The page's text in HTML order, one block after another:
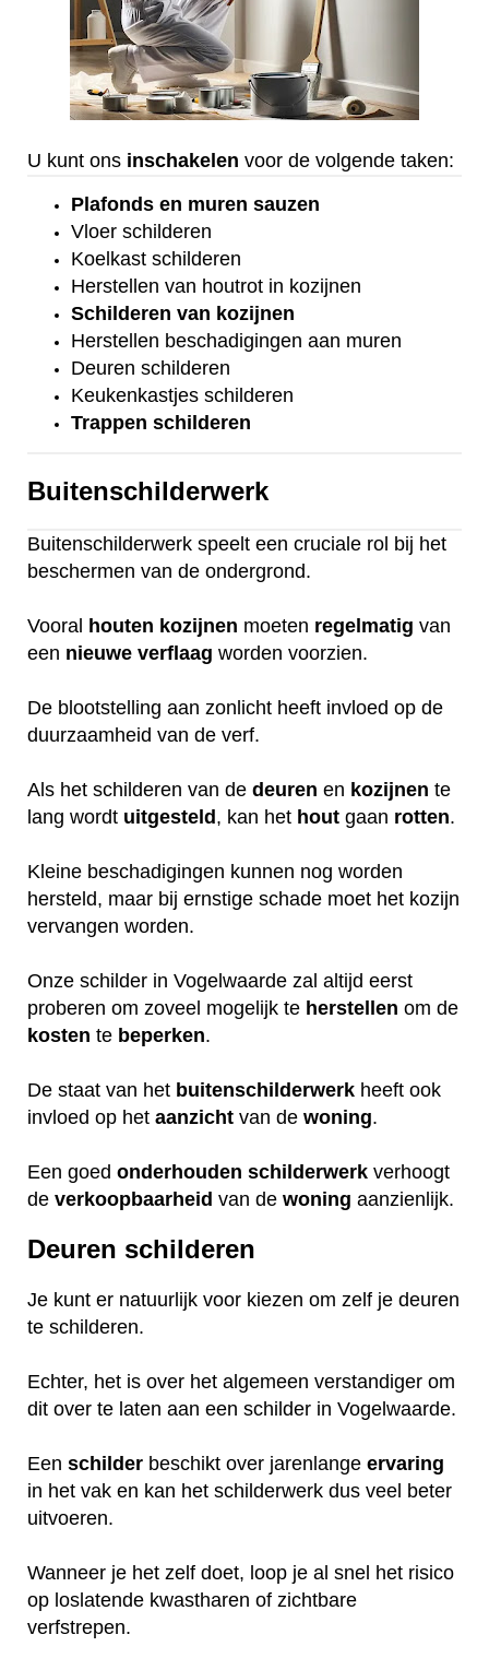
U kunt ons inschakelen voor de volgende taken:
Plafonds en muren sauzen
Vloer schilderen
Koelkast schilderen
Herstellen van houtrot in kozijnen
Schilderen van kozijnen
Herstellen beschadigingen aan muren
Deuren schilderen
Keukenkastjes schilderen
Trappen schilderen
Buitenschilderwerk
Buitenschilderwerk speelt een cruciale rol bij het
beschermen van de ondergrond.
Vooral houten kozijnen moeten regelmatig van
een nieuwe verflaag worden voorzien.
De blootstelling aan zonlicht heeft invloed op de
duurzaamheid van de verf.
Als het schilderen van de deuren en kozijnen te
lang wordt uitgesteld, kan het hout gaan rotten.
Kleine beschadigingen kunnen nog worden
hersteld, maar bij ernstige schade moet het kozijn
vervangen worden.
Onze schilder in Vogelwaarde zal altijd eerst
proberen om zoveel mogelijk te herstellen om de
kosten te beperken.
De staat van het buitenschilderwerk heeft ook
invloed op het aanzicht van de woning.
Een goed onderhouden schilderwerk verhoogt
de verkoopbaarheid van de woning aanzienlijk.
Deuren schilderen
Je kunt er natuurlijk voor kiezen om zelf je deuren
te schilderen.
Echter, het is over het algemeen verstandiger om
dit over te laten aan een schilder in Vogelwaarde.
Een schilder beschikt over jarenlange ervaring
in het vak en kan het schilderwerk dus veel beter
uitvoeren.
Wanneer je het zelf doet, loop je al snel het risico
op loslatende kwastharen of zichtbare
verfstrepen.